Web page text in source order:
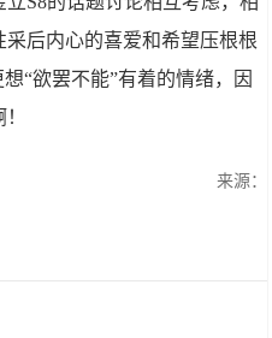
后内心的喜爱和希望压根根
“欲罢不能”有着的情绪，因
来源：